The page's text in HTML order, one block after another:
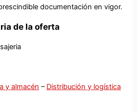
documentación en vigor.
de la oferta
y almacén – Distribución y logística